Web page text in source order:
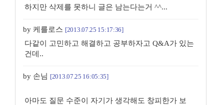
하지만 삭제를 못하니 글은 남는다는거 ^^...
by 케를로스 [2013.07.25 15:17:36]
다같이 고민하고 해결하고 공부하자고 Q&A가 있는
건데..
by 손님 [2013.07.25 16:05:35]
아마도 질문 수준이 자기가 생각해도 창피한가 보